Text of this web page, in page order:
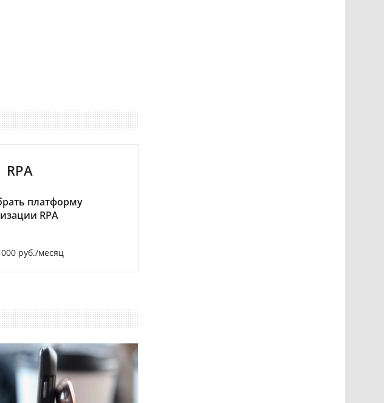
RPA
платформу
RPA
руб./месяц